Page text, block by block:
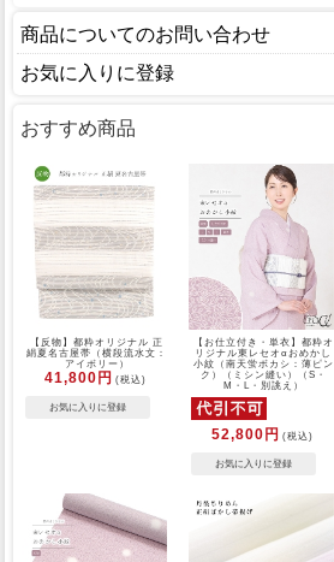
商品についてのお問い合わせ
お気に入りに登録
おすすめ商品
【反物】都粋オリジナル 正
絹夏名古屋帯（横段流水文：
アイボリー）
41,800円 (税込)
【お仕立付き・単衣】都粋オ
リジナル東レセオαおめかし
小紋（南天蛍ボカシ：薄ピン
ク）（ミシン縫い）（S・
M・L・別誂え）
52,800円 (税込)